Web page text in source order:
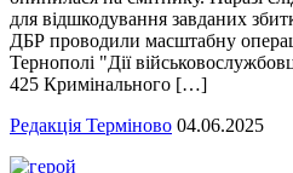
для відшкодування завданих
ДБР проводили масштабну
Тернополі "Дії
425 Кримінального […]
Редакція Терміново 04.06.2025